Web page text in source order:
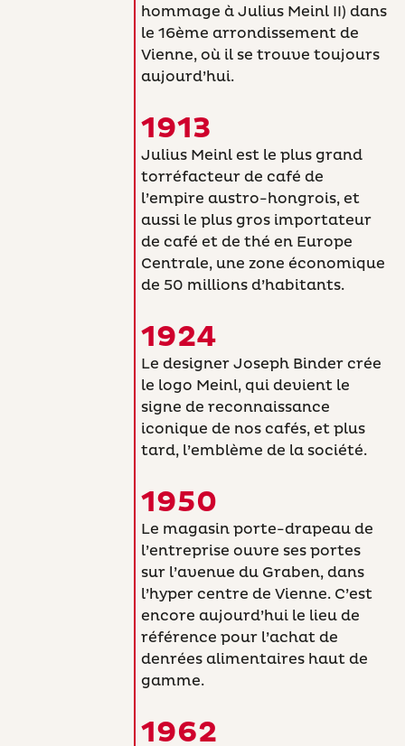
hommage à Julius Meinl II) dans
le 16ème arrondissement de
Vienne, où il se trouve toujours
aujourd’hui.
1913
Julius Meinl est le plus grand
torréfacteur de café de
l’empire austro-hongrois, et
aussi le plus gros importateur
de café et de thé en Europe
Centrale, une zone économique
de 50 millions d’habitants.
1924
Le designer Joseph Binder crée
le logo Meinl, qui devient le
signe de reconnaissance
iconique de nos cafés, et plus
tard, l’emblème de la société.
1950
Le magasin porte-drapeau de
l’entreprise ouvre ses portes
sur l’avenue du Graben, dans
l’hyper centre de Vienne. C’est
encore aujourd’hui le lieu de
référence pour l’achat de
denrées alimentaires haut de
gamme.
1962